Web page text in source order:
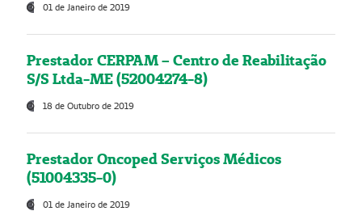
01 de Janeiro de 2019
Prestador CERPAM – Centro de Reabilitação
S/S Ltda-ME (52004274-8)
18 de Outubro de 2019
Prestador Oncoped Serviços Médicos
(51004335-0)
01 de Janeiro de 2019